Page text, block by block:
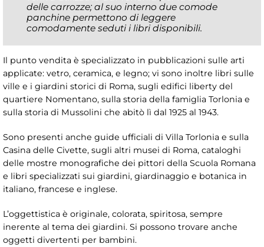
delle carrozze; al suo interno due comode
panchine permettono di leggere
comodamente seduti i libri disponibili.
Il punto vendita è specializzato in pubblicazioni sulle arti
applicate: vetro, ceramica, e legno; vi sono inoltre libri sulle
ville e i giardini storici di Roma, sugli edifici liberty del
quartiere Nomentano, sulla storia della famiglia Torlonia e
sulla storia di Mussolini che abitò lì dal 1925 al 1943.
Sono presenti anche guide ufficiali di Villa Torlonia e sulla
Casina delle Civette, sugli altri musei di Roma, cataloghi
delle mostre monografiche dei pittori della Scuola Romana
e libri specializzati sui giardini, giardinaggio e botanica in
italiano, francese e inglese.
L’oggettistica è originale, colorata, spiritosa, sempre
inerente al tema dei giardini. Si possono trovare anche
oggetti divertenti per bambini.